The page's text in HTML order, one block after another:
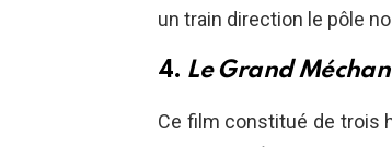
un train direction le pôle
4. Le Grand
Ce film constitué de trois